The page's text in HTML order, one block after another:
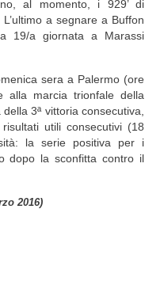
al momento, i 929’ di
a segnare a Buffon
19/a giornata a Marassi
sera a Palermo (ore
alla marcia trionfale della
3ª vittoria consecutiva,
utili consecutivi (18
la serie positiva per i
dopo la sconfitta contro il
2016)